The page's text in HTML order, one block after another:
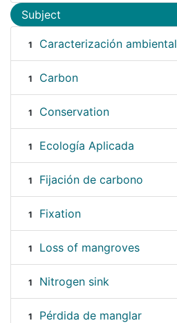
Subject
1 Caracterización ambiental
1 Carbon
1 Conservation
1 Ecología Aplicada
1 Fijación de carbono
1 Fixation
1 Loss of mangroves
1 Nitrogen sink
1 Pérdida de manglar